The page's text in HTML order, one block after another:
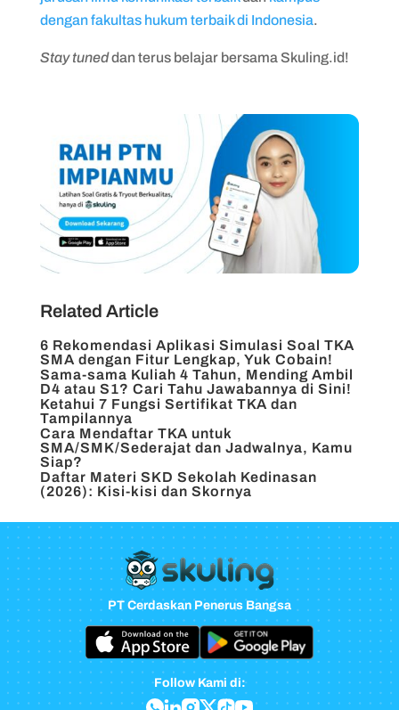
dengan fakultas hukum terbaik di Indonesia.
Stay tuneddan terus belajar bersama Skuling.id!
Related Article
6 Rekomendasi Aplikasi Simulasi Soal TKA
SMA dengan Fitur Lengkap, Yuk Cobain!
Sama-sama Kuliah 4 Tahun, Mending Ambil
D4 atau S1? Cari Tahu Jawabannya di Sini!
Ketahui 7 Fungsi Sertifikat TKA dan
Tampilannya
Cara Mendaftar TKA untuk
SMA/SMK/Sederajat dan Jadwalnya, Kamu
Siap?
Daftar Materi SKD Sekolah Kedinasan
(2026): Kisi-kisi dan Skornya
PT Cerdaskan Penerus Bangsa
Follow Kami di: